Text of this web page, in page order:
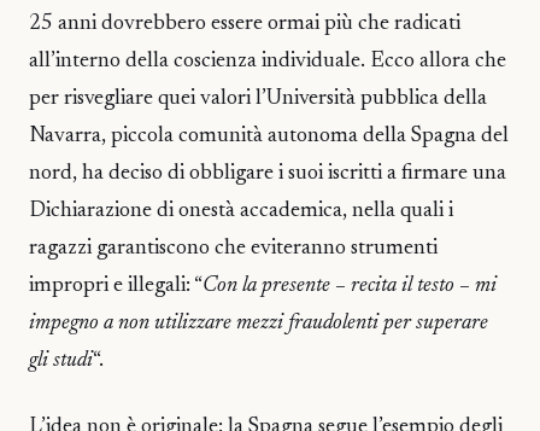
25 anni dovrebbero essere ormai più che radicati
all’interno della coscienza individuale. Ecco allora che
per risvegliare quei valori l’Università pubblica della
Navarra, piccola comunità autonoma della Spagna del
nord, ha deciso di obbligare i suoi iscritti a firmare una
Dichiarazione di onestà accademica, nella quali i
ragazzi garantiscono che eviteranno strumenti
impropri e illegali: “Con la presente – recita il testo – mi
impegno a non utilizzare mezzi fraudolenti per superare
gli studi“.